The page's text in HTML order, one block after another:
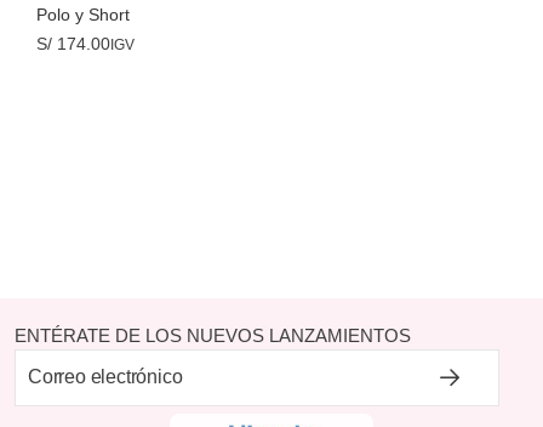
Polo y Short
S/ 174.00 IGV
ENTÉRATE DE LOS NUEVOS LANZAMIENTOS